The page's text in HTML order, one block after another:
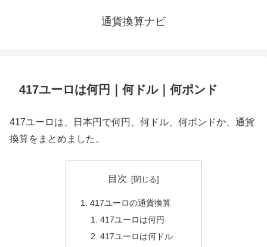
通貨換算ナビ
417ユーロは何円｜何ドル｜何ポンド
417ユーロは、日本円で何円、何ドル、何ポンドか、通貨
換算をまとめました。
目次
417ユーロの通貨換算
417ユーロは何円
417ユーロは何ドル